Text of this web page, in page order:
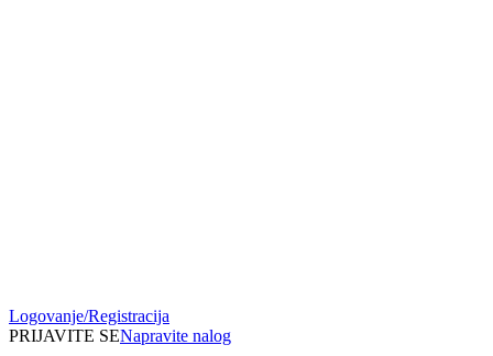
Logovanje/Registracija
PRIJAVITE SENapravite nalog